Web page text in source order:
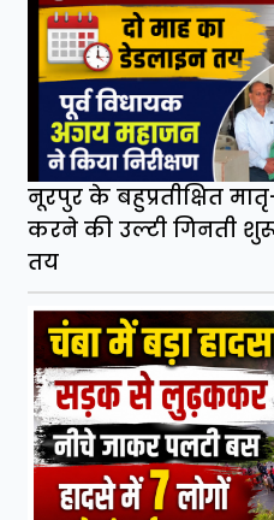
नूरपुर के बहुप्रतीक्षित
करने की उल्टी गिनती
तय